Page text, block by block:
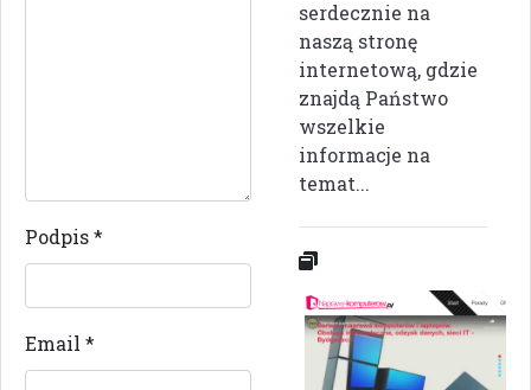
Podpis*
Email *
serdecznie na
naszą stronę
internetową, gdzie
znajdą Państwo
wszelkie
informacje na
temat...